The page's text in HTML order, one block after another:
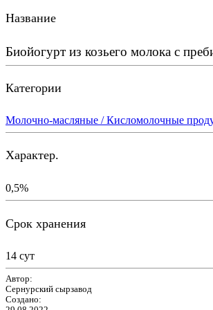
Название
Биойогурт из козьего молока с
Категории
Молочно-масляные / Кисломолочные
Характер.
0,5%
Срок хранения
14 сут
Автор:
Сернурский сырзавод
Создано: